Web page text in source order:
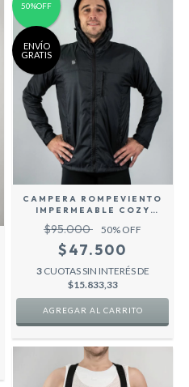
50%OFF
ENVÍO
GRATIS
CAMPERA ROMPEVIENTO
IMPERMEABLE COZY
$95.000 50% OFF
$47.500
3 CUOTAS SIN INTERÉS DE
$15.833,33
AGREGAR AL CARRITO